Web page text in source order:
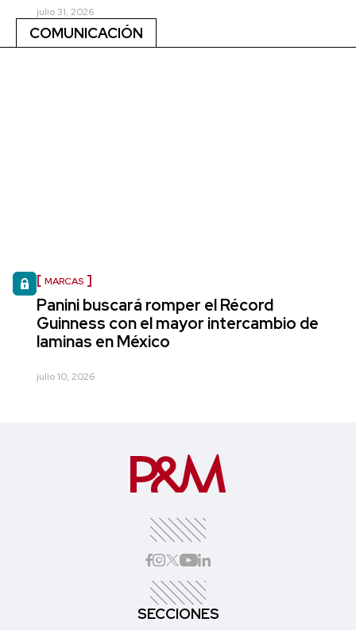
julio 31, 2026
COMUNICACIÓN
MARCAS
Panini buscará romper el Récord
Guinness con el mayor intercambio de
laminas en México
julio 10, 2026
SECCIONES